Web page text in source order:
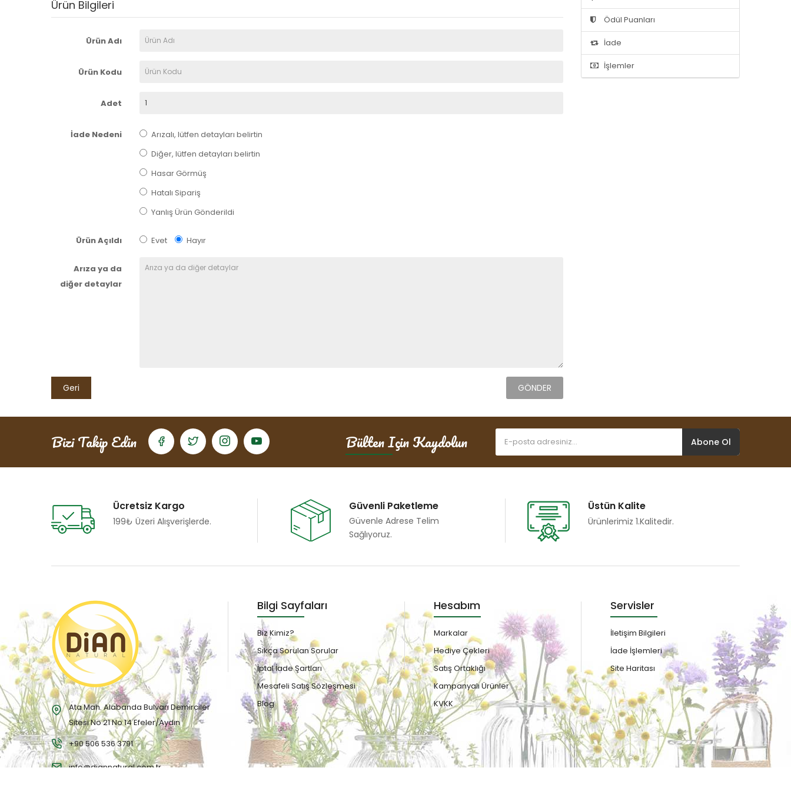
Ürün Bilgileri
Ürün Adı
Ürün Kodu
Adet
İade Nedeni
Arızalı, lütfen detayları belirtin
Diğer, lütfen detayları belirtin
Hasar Görmüş
Hatalı Sipariş
Yanlış Ürün Gönderildi
Ürün Açıldı Evet Hayır
Arıza ya da
diğer detaylar
Geri
Ödül Puanları
İade
İşlemler
Bizi Takip Edin Bülten Için Kaydolun Abone Ol
Ücretsiz Kargo
199₺ Üzeri Alışverişlerde.
Güvenli Paketleme
Güvenle Adrese Telim
Sağlıyoruz.
Üstün Kalite
Ürünlerimiz 1.kalitedir.
Ata Mah. Alabanda Bulvarı Demirciler
Sitesi No 21 No 14 Efeler/Aydın
+90 506 536 3791
info@diannatural.com.tr
Bilgi Sayfaları
Biz Kimiz?
Sıkça Sorulan Sorular
İptal İade Şartları
Mesafeli Satış Sözleşmesi
Blog
Hesabım
Markalar
Hediye Çekleri
Satış Ortaklığı
Kampanyalı Ürünler
KVKK
Servisler
İletişim Bilgileri
İade İşlemleri
Site Haritası